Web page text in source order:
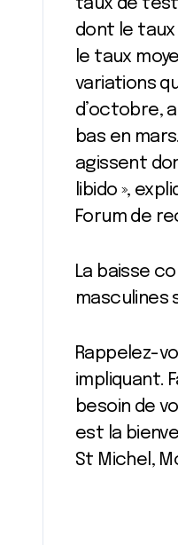
taux de
dont le
le taux
variations
d’octobre,
bas en
agissent
libido »,
Forum de
La baisse
masculines
Rappelez-
impliquant.
besoin de
est la
St Michel,